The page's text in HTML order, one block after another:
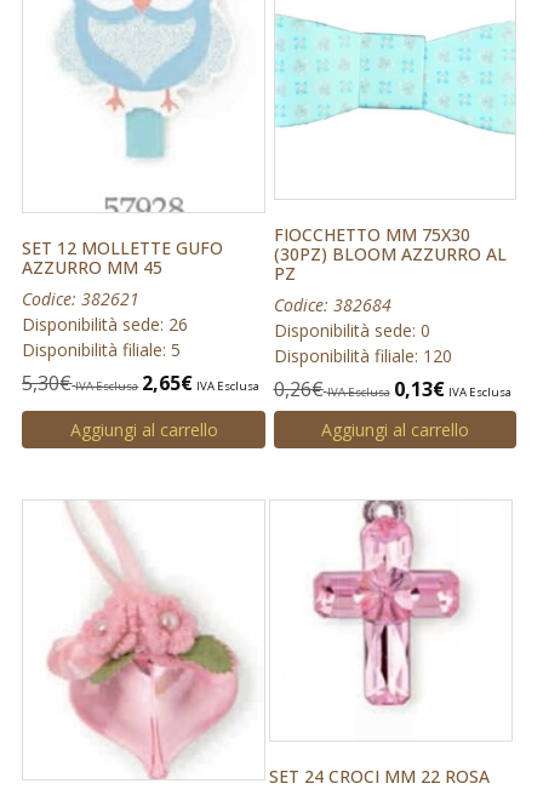
SET 12 MOLLETTE GUFO
AZZURRO MM 45
Codice: 382621
Disponibilità sede: 26
Disponibilità filiale: 5
5,30€ IVA Esclusa 2,65€ IVA Esclusa
Aggiungi al carrello
FIOCCHETTO MM 75X30
(30PZ) BLOOM AZZURRO AL
PZ
Codice: 382684
Disponibilità sede: 0
Disponibilità filiale: 120
0,26€ IVA Esclusa 0,13€ IVA Esclusa
Aggiungi al carrello
SET 24 CROCI MM 22 ROSA